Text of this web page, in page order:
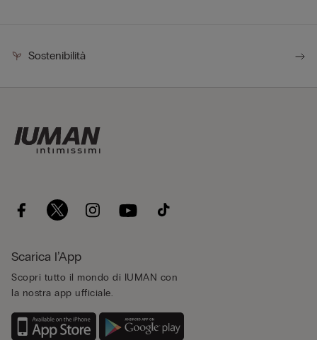
Sostenibilità
Scarica l’App
Scopri tutto il mondo di IUMAN con
la nostra app ufficiale.